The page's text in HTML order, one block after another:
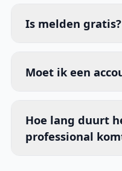
Is melden gratis?
Moet ik een
Hoe lang duurt
professional